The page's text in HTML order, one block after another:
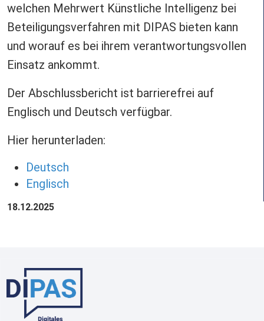
welchen Mehrwert Künstliche Intelligenz bei
Beteiligungsverfahren mit DIPAS bieten kann
und worauf es bei ihrem verantwortungsvollen
Einsatz ankommt.
Der Abschlussbericht ist barrierefrei auf
Englisch und Deutsch verfügbar.
Hier herunterladen:
Deutsch
Englisch
18.12.2025